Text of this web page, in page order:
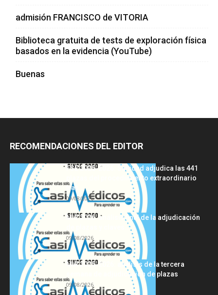
admisión FRANCISCO de VITORIA
Biblioteca gratuita de tests de exploración física
basados en la evidencia (YouTube)
Buenas
RECOMENDACIONES DEL EDITOR
FSE 2025-2026: Sanidad adjudica las 441
plazas del procedimiento extraordinario
tras...
09/08/2026
MIR 2026: análisis final de la adjudicación
de plazas y claves...
09/08/2026
MIR 2025-2026: análisis de la tercera
semana de adjudicación de plazas
09/08/2026